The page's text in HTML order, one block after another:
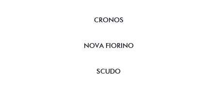
CRONOS
NOVA FIORINO
SCUDO